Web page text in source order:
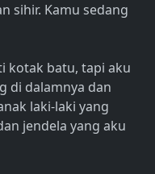
sihir. Kamu sedang
kotak batu, tapi aku
di dalamnya dan
laki-laki yang
jendela yang aku